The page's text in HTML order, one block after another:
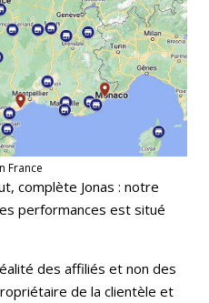
France
complète Jonas : notre
performances est situé
des affiliés et non des
de la clientèle et